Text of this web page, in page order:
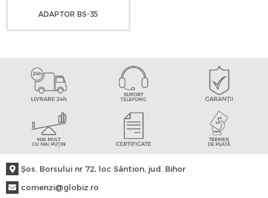
ADAPTOR BS-35
Şos. Borsului nr 72, loc Sântion, jud. Bihor
comenzi@globiz.ro